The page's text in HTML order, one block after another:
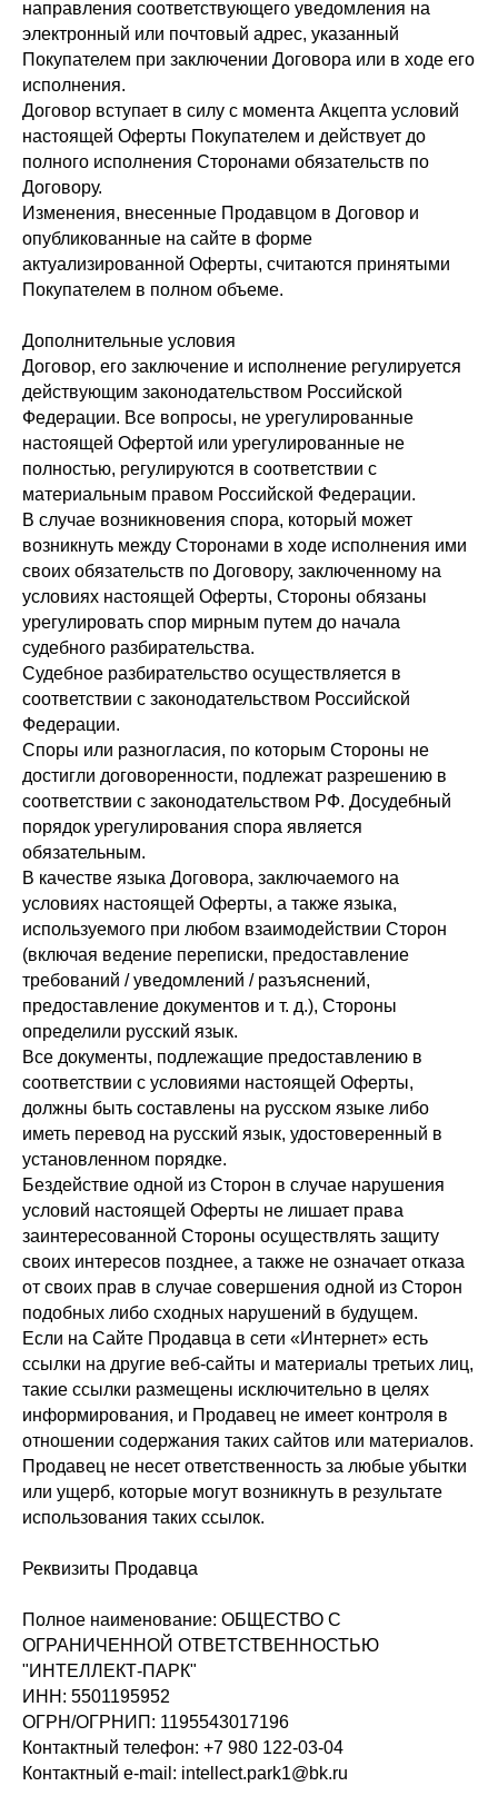
направления соответствующего уведомления на
электронный или почтовый адрес, указанный
Покупателем при заключении Договора или в ходе его
исполнения.
Договор вступает в силу с момента Акцепта условий
настоящей Оферты Покупателем и действует до
полного исполнения Сторонами обязательств по
Договору.
Изменения, внесенные Продавцом в Договор и
опубликованные на сайте в форме
актуализированной Оферты, считаются принятыми
Покупателем в полном объеме.
Дополнительные условия
Договор, его заключение и исполнение регулируется
действующим законодательством Российской
Федерации. Все вопросы, не урегулированные
настоящей Офертой или урегулированные не
полностью, регулируются в соответствии с
материальным правом Российской Федерации.
В случае возникновения спора, который может
возникнуть между Сторонами в ходе исполнения ими
своих обязательств по Договору, заключенному на
условиях настоящей Оферты, Стороны обязаны
урегулировать спор мирным путем до начала
судебного разбирательства.
Судебное разбирательство осуществляется в
соответствии с законодательством Российской
Федерации.
Споры или разногласия, по которым Стороны не
достигли договоренности, подлежат разрешению в
соответствии с законодательством РФ. Досудебный
порядок урегулирования спора является
обязательным.
В качестве языка Договора, заключаемого на
условиях настоящей Оферты, а также языка,
используемого при любом взаимодействии Сторон
(включая ведение переписки, предоставление
требований / уведомлений / разъяснений,
предоставление документов и т. д.), Стороны
определили русский язык.
Все документы, подлежащие предоставлению в
соответствии с условиями настоящей Оферты,
должны быть составлены на русском языке либо
иметь перевод на русский язык, удостоверенный в
установленном порядке.
Бездействие одной из Сторон в случае нарушения
условий настоящей Оферты не лишает права
заинтересованной Стороны осуществлять защиту
своих интересов позднее, а также не означает отказа
от своих прав в случае совершения одной из Сторон
подобных либо сходных нарушений в будущем.
Если на Сайте Продавца в сети «Интернет» есть
ссылки на другие веб-сайты и материалы третьих лиц,
такие ссылки размещены исключительно в целях
информирования, и Продавец не имеет контроля в
отношении содержания таких сайтов или материалов.
Продавец не несет ответственность за любые убытки
или ущерб, которые могут возникнуть в результате
использования таких ссылок.
Реквизиты Продавца
Полное наименование: ОБЩЕСТВО С
ОГРАНИЧЕННОЙ ОТВЕТСТВЕННОСТЬЮ
"ИНТЕЛЛЕКТ-ПАРК"
ИНН: 5501195952
ОГРН/ОГРНИП: 1195543017196
Контактный телефон: +7 980 122-03-04
Контактный e-mail: intellect.park1@bk.ru